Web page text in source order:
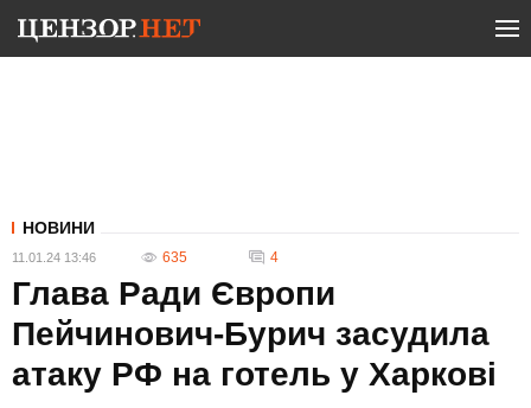
НОВИНИ
11.01.24 13:46 635 4
Глава Ради Європи
Пейчинович-Бурич засудила
атаку РФ на готель у Харкові